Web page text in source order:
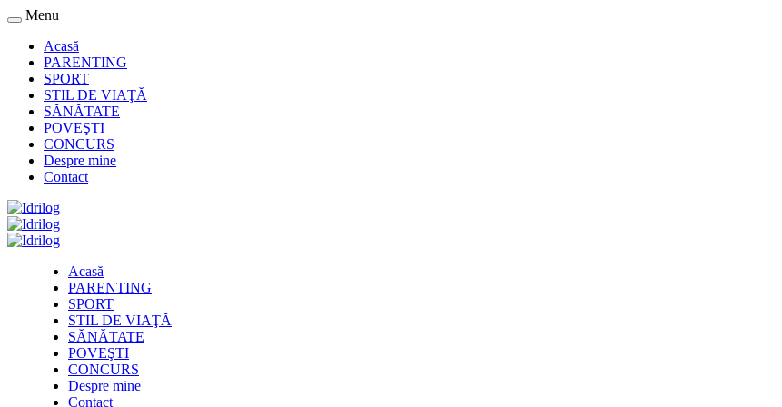
Menu
Acasă
PARENTING
SPORT
STIL DE VIAŢĂ
SĂNĂTATE
POVEŞTI
CONCURS
Despre mine
Contact
Acasă
PARENTING
SPORT
STIL DE VIAŢĂ
SĂNĂTATE
POVEŞTI
CONCURS
Despre mine
Contact